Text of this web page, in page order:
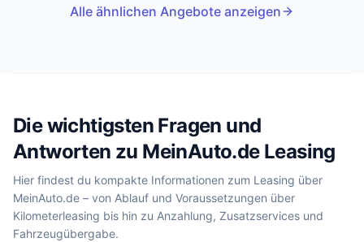
Alle ähnlichen Angebote anzeigen
Die wichtigsten Fragen und
Antworten zu MeinAuto.de Leasing
Hier findest du kompakte Informationen zum Leasing über
MeinAuto.de – von Ablauf und Voraussetzungen über
Kilometerleasing bis hin zu Anzahlung, Zusatzservices und
Fahrzeugübergabe.